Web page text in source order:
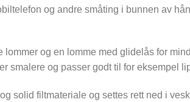
og andre småting i bunnen av
lommer og en lomme med glidelås for
smalere og passer godt til for eksempel
solid filtmateriale og settes rett ned i